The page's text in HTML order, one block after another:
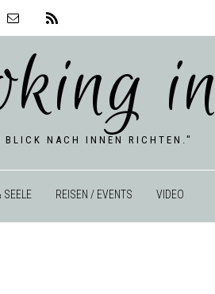
in
NACH INNEN RICHTEN."
SEELE REISEN / EVENTS VIDEO